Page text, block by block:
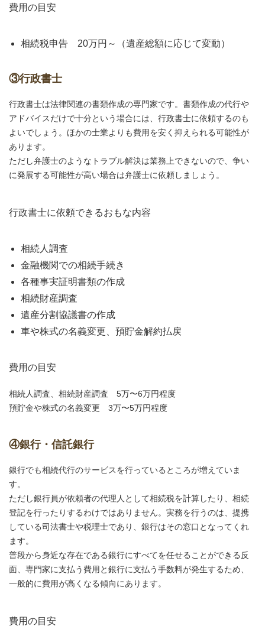
費用の目安
相続税申告 20万円～（遺産総額に応じて変動）
③行政書士
行政書士は法律関連の書類作成の専門家です。書類作成の代行や
アドバイスだけで十分という場合には、行政書士に依頼するのも
よいでしょう。ほかの士業よりも費用を安く抑えられる可能性が
あります。
ただし弁護士のようなトラブル解決は業務上できないので、争い
に発展する可能性が高い場合は弁護士に依頼しましょう。
行政書士に依頼できるおもな内容
相続人調査
金融機関での相続手続き
各種事実証明書類の作成
相続財産調査
遺産分割協議書の作成
車や株式の名義変更、預貯金解約払戻
費用の目安
相続人調査、相続財産調査 5万〜6万円程度
預貯金や株式の名義変更 3万〜5万円程度
④銀行・信託銀行
銀行でも相続代行のサービスを行っているところが増えていま
す。
ただし銀行員が依頼者の代理人として相続税を計算したり、相続
登記を行ったりするわけではありません。実務を行うのは、提携
している司法書士や税理士であり、銀行はその窓口となってくれ
ます。
普段から身近な存在である銀行にすべてを任せることができる反
面、専門家に支払う費用と銀行に支払う手数料が発生するため、
一般的に費用が高くなる傾向にあります。
費用の目安